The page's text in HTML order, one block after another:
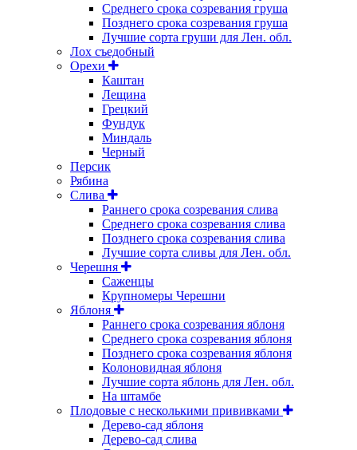
Среднего срока созревания груша
Позднего срока созревания груша
Лучшие сорта груши для Лен. обл.
Лох съедобный
Орехи
Каштан
Лещина
Грецкий
Фундук
Миндаль
Черный
Персик
Рябина
Слива
Раннего срока созревания слива
Среднего срока созревания слива
Позднего срока созревания слива
Лучшие сорта сливы для Лен. обл.
Черешня
Саженцы
Крупномеры Черешни
Яблоня
Раннего срока созревания яблоня
Среднего срока созревания яблоня
Позднего срока созревания яблоня
Колоновидная яблоня
Лучшие сорта яблонь для Лен. обл.
На штамбе
Плодовые с несколькими прививками
Дерево-сад яблоня
Дерево-сад слива